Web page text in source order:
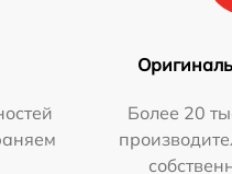
Более 20